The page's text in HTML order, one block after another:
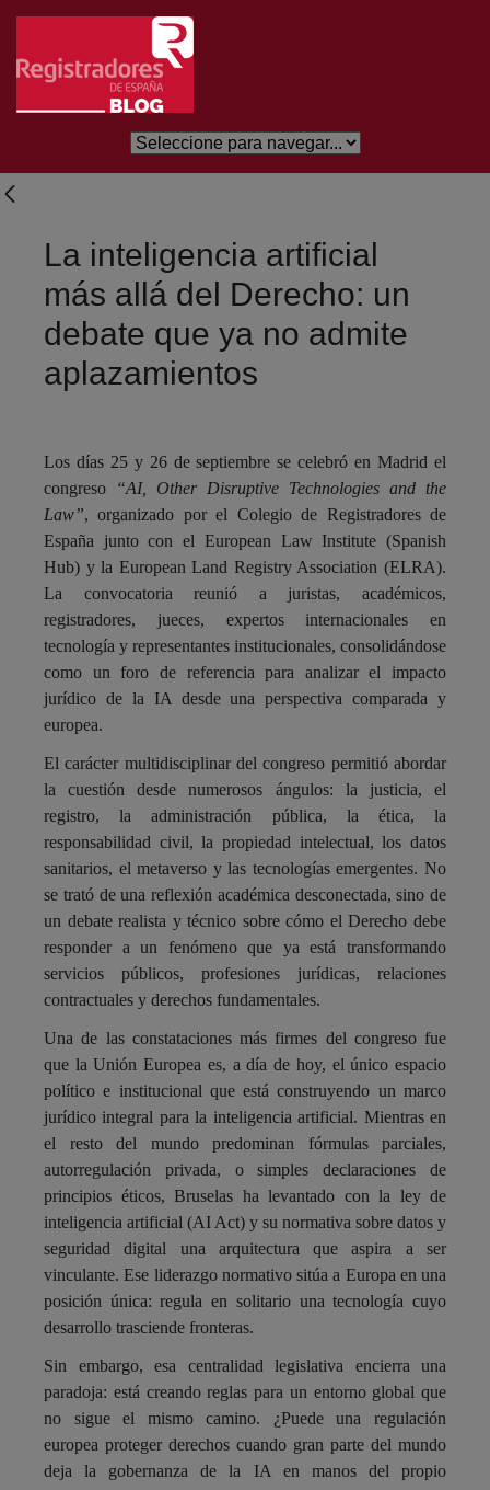
Saltar al contenido principal
La inteligencia artificial
más allá del Derecho: un
debate que ya no admite
aplazamientos
Los días 25 y 26 de septiembre se celebró en Madrid el
congreso
“AI, Other Disruptive Technologies and the
Law”, organizado por el Colegio de Registradores de
España junto con el European Law Institute (Spanish
Hub) y la European Land Registry Association (ELRA).
La convocatoria reunió a juristas, académicos,
registradores, jueces, expertos internacionales en
tecnología y representantes institucionales, consolidándose
como un foro de referencia para analizar el impacto
jurídico de la IA desde una perspectiva comparada y
europea.
El carácter multidisciplinar del congreso permitió abordar
la cuestión desde numerosos ángulos: la justicia, el
registro, la administración pública, la ética, la
responsabilidad civil, la propiedad intelectual, los datos
sanitarios, el metaverso y las tecnologías emergentes. No
se trató de una reflexión académica desconectada, sino de
un debate realista y técnico sobre cómo el Derecho debe
responder a un fenómeno que ya está transformando
servicios públicos, profesiones jurídicas, relaciones
contractuales y derechos fundamentales.
Una de las constataciones más firmes del congreso fue
que la Unión Europea es, a día de hoy, el único espacio
político e institucional que está construyendo un marco
jurídico integral para la inteligencia artificial. Mientras en
el resto del mundo predominan fórmulas parciales,
autorregulación privada, o simples declaraciones de
principios éticos, Bruselas ha levantado con la ley de
inteligencia artificial (AI Act) y su normativa sobre datos y
seguridad digital una arquitectura que aspira a ser
vinculante. Ese liderazgo normativo sitúa a Europa en una
posición única: regula en solitario una tecnología cuyo
desarrollo trasciende fronteras.
Sin embargo, esa centralidad legislativa encierra una
paradoja: está creando reglas para un entorno global que
no sigue el mismo camino. ¿Puede una regulación
europea proteger derechos cuando gran parte del mundo
deja la gobernanza de la IA en manos del propio